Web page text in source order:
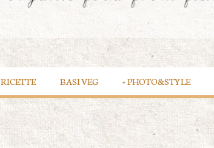
RICETTE BASI VEG PHOTO&STYLE
+